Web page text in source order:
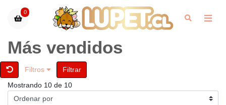
0
Más vendidos
Filtros
Filtrar
Mostrando 10 de 10